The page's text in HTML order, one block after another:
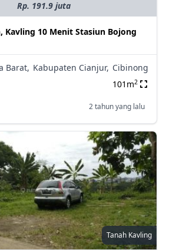
Rp. 191.9 juta
Kavling 10 Menit Stasiun Bojong
Barat, Kabupaten Cianjur, Cibinong
101m2
2 tahun yang lalu
Tanah Kavling